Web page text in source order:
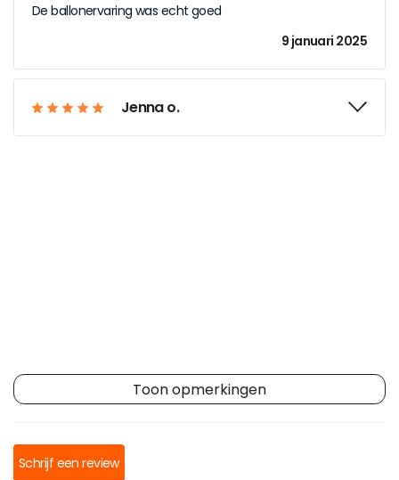
De ballonervaring was echt goed
9 januari 2025
Jenna o.
Toon opmerkingen
Schrijf een review